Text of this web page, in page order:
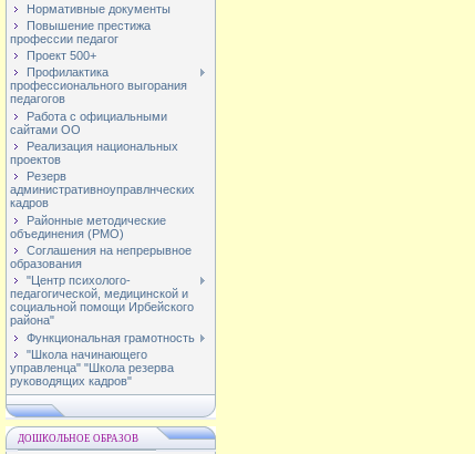
Нормативные документы
Повышение престижа
профессии педагог
Проект 500+
Профилактика
профессионального выгорания
педагогов
Работа с официальными
сайтами ОО
Реализация национальных
проектов
Резерв
административноуправлнческих
кадров
Районные методические
объединения (РМО)
Соглашения на непрерывное
образования
"Центр психолого-
педагогической, медицинской и
социальной помощи Ирбейского
района"
Функциональная грамотность
"Школа начинающего
управленца" "Школа резерва
руководящих кадров"
ДОШКОЛЬНОЕ ОБРАЗОВ